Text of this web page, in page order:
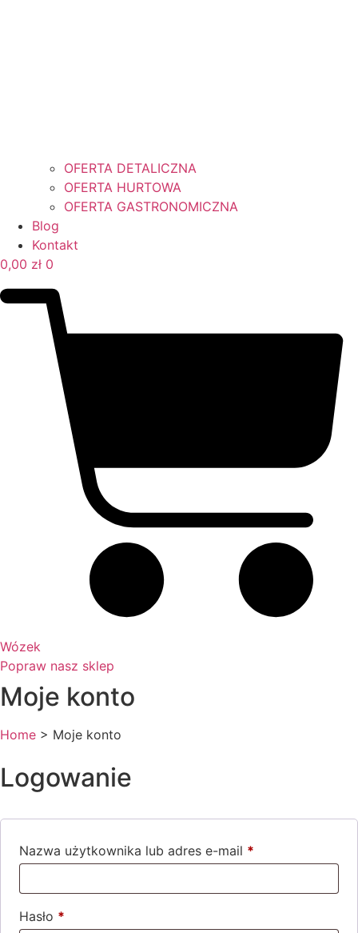
OFERTA DETALICZNA
OFERTA HURTOWA
OFERTA GASTRONOMICZNA
Blog
Kontakt
0,00 zł 0
Wózek
Popraw nasz sklep
Moje konto
Home > Moje konto
Logowanie
Nazwa użytkownika lub adres e-mail *
Hasło *